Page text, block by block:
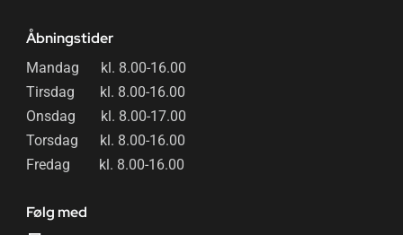
Åbningstider
Mandag kl. 8.00-16.00
Tirsdag kl. 8.00-16.00
Onsdag kl. 8.00-17.00
Torsdag kl. 8.00-16.00
Fredag kl. 8.00-16.00
Følg med